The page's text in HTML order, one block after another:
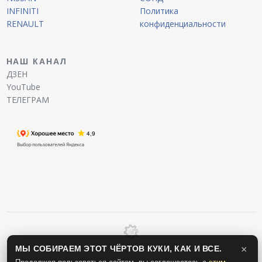
INFINITI
RENAULT
Политика
конфиденциальности
НАШ КАНАЛ
ДЗЕН
YouTube
ТЕЛЕГРАМ
МЫ СОБИРАЕМ ЭТОТ ЧЁРТОВ КУКИ, КАК И ВСЕ. ×